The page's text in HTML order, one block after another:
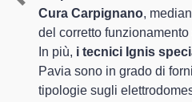
Cura Carpignano,
del corretto
In più, i tecnici Ignis
Pavia sono in grado di
tipologie sugli
Previous